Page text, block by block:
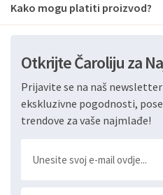
Kako mogu platiti proizvod?
Otkrijte Čaroliju za
Prijavite se na naš
ekskluzivne pogodnosti,
trendove za vaše najmlađe!